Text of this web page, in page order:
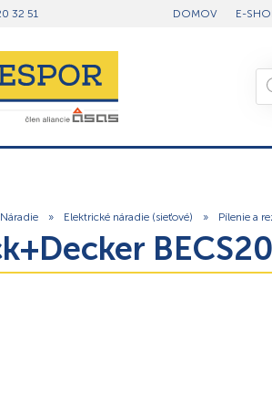
32 51 DOMOV E-
Náradie » Elektrické náradie (sieťové) » Pílenie a